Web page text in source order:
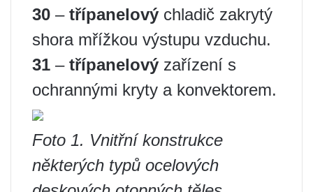
30 – třípanelový chladič zakrytý
shora mřížkou výstupu vzduchu.
31 – třípanelový zařízení s
ochrannými kryty a konvektorem.
Foto 1. Vnitřní konstrukce
některých typů ocelových